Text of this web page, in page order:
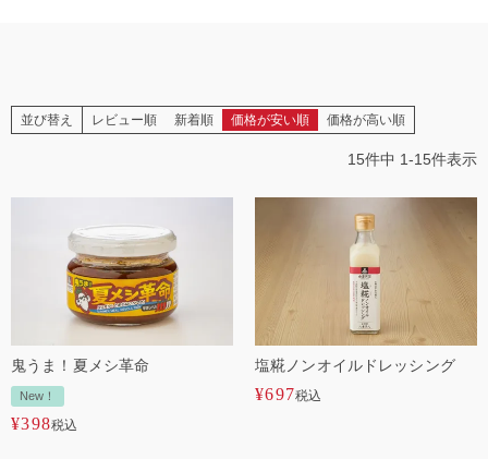
並び替え レビュー順 新着順 価格が安い順 価格が高い順
15件中 1-15件表示
鬼うま！夏メシ革命
New！
¥398税込
塩糀ノンオイルドレッシング
¥697税込